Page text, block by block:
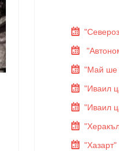
"Май ше
"Иваил
"Иваил
"Хазарт"